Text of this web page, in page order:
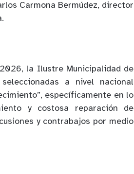
Carmona Bermúdez, director
la Ilustre Municipalidad de
a nivel nacional
específicamente en lo
y costosa reparación de
y contrabajos por medio